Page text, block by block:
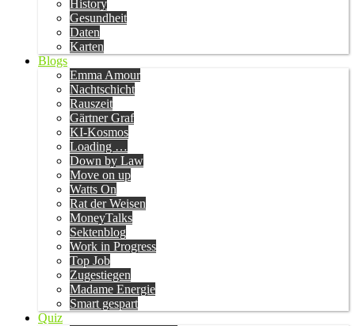
History
Gesundheit
Daten
Karten
Blogs
Emma Amour
Nachtschicht
Rauszeit
Gärtner Graf
KI-Kosmos
Loading …
Down by Law
Move on up
Watts On
Rat der Weisen
MoneyTalks
Sektenblog
Work in Progress
Top Job
Zugestiegen
Madame Energie
Smart gespart
Quiz